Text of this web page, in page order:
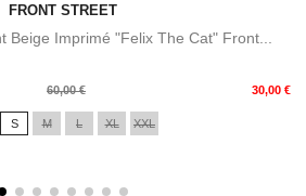
FRONT STREET
Beige Imprimé "Felix The Cat" Front...
60,00 € 30,00 €
S M L XL XXL